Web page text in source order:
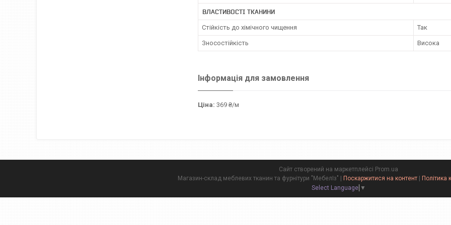
ВЛАСТИВОСТІ ТКАНИНИ
Стійкість до хімічного чищення Так
Зносостійкість Висока
Інформація для замовлення
Ціна: 369 ₴/м
Сайт створений на маркетплейсі Prom.ua
Поскаржитися на контент
Політика
Select Language ▼